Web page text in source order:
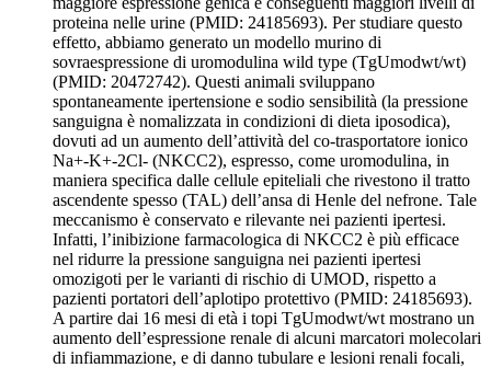
proteina nelle urine (PMID: 24185693). Per studiare questo
effetto, abbiamo generato un modello murino di
sovraespressione di uromodulina wild type (TgUmodwt/wt)
(PMID: 20472742). Questi animali sviluppano
spontaneamente ipertensione e sodio sensibilità (la pressione
sanguigna è nomalizzata in condizioni di dieta iposodica),
dovuti ad un aumento dell’attività del co-trasportatore ionico
Na+-K+-2Cl- (NKCC2), espresso, come uromodulina, in
maniera specifica dalle cellule epiteliali che rivestono il tratto
ascendente spesso (TAL) dell’ansa di Henle del nefrone. Tale
meccanismo è conservato e rilevante nei pazienti ipertesi.
Infatti, l’inibizione farmacologica di NKCC2 è più efficace
nel ridurre la pressione sanguigna nei pazienti ipertesi
omozigoti per le varianti di rischio di UMOD, rispetto a
pazienti portatori dell’aplotipo protettivo (PMID: 24185693).
A partire dai 16 mesi di età i topi TgUmodwt/wt mostrano un
aumento dell’espressione renale di alcuni marcatori molecolari
di infiammazione, e di danno tubulare e lesioni renali focali,